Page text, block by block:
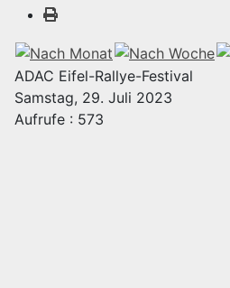
ADAC Eifel-Rallye-Festival
Samstag, 29. Juli 2023
Aufrufe : 573